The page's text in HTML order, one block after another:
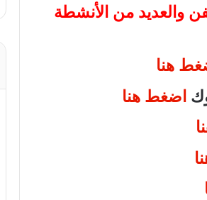
والعديد من الأنشطة
هنا
اضغط هنا